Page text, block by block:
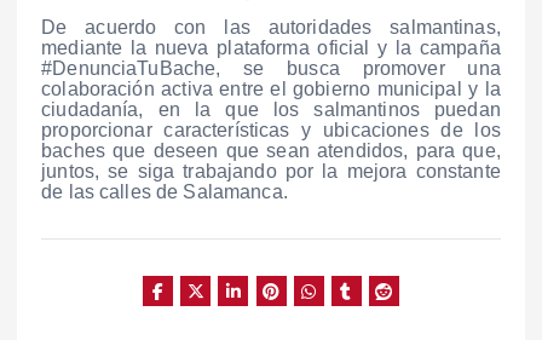
De acuerdo con las autoridades salmantinas,
mediante la nueva plataforma oficial y la campaña
#DenunciaTuBache, se busca promover una
colaboración activa entre el gobierno municipal y la
ciudadanía, en la que los salmantinos puedan
proporcionar características y ubicaciones de los
baches que deseen que sean atendidos, para que,
juntos, se siga trabajando por la mejora constante
de las calles de Salamanca.